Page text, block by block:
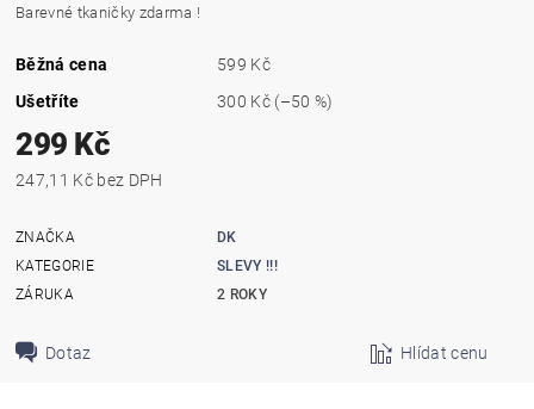
Barevné tkaničky zdarma !
Běžná cena
599 Kč
Ušetříte
300 Kč (–50 %)
299 Kč
247,11 Kč bez DPH
ZNAČKA
DK
KATEGORIE
SLEVY !!!
ZÁRUKA
2 ROKY
Dotaz Hlídat cenu